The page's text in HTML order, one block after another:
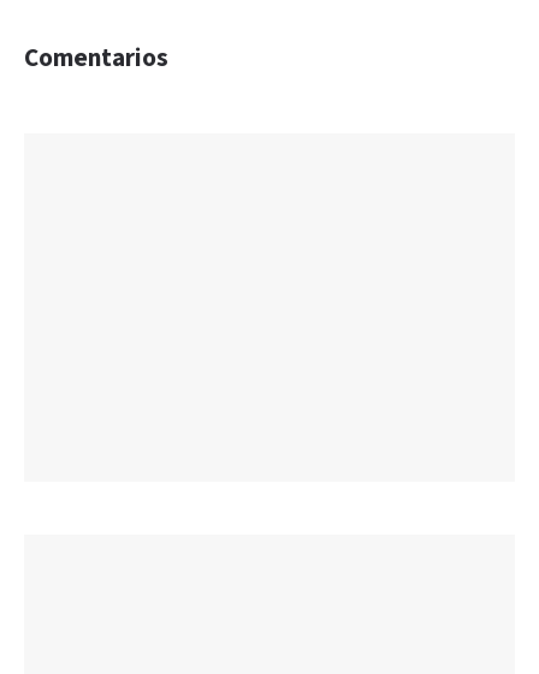
Comentarios